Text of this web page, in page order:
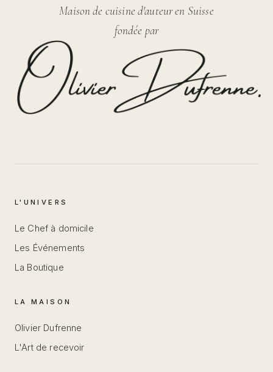
Maison de cuisine d'auteur en Suisse
fondée par
L'UNIVERS
Le Chef à domicile
Les Événements
La Boutique
LA MAISON
Olivier Dufrenne
L'Art de recevoir